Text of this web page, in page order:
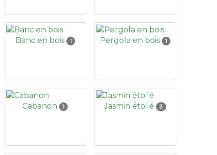
Banc en bois 1 Pergola en bois 1
Cabanon 1 Jasmin étoilé 3